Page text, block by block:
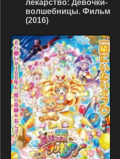
лекарство: Девочки-
волшебницы. Фильм
(2016)